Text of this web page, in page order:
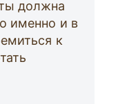
должна
именно и в
к